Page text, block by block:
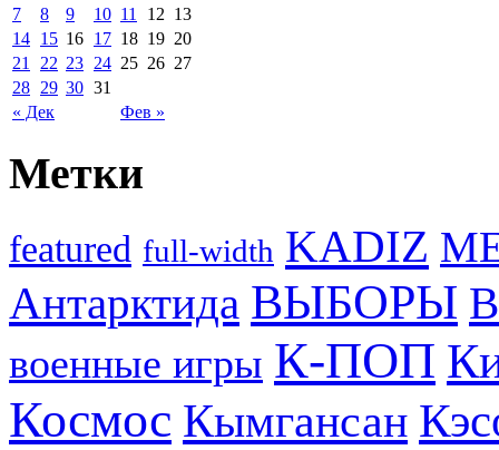
« Дек Фев »
7
8 9 10 11 12 13
14 15 16 17 18 19 20
21
22 23 24 25 26 27
28 29 30 31
Метки
featured full-width KADIZ
Антарктида ВЫБОРЫ
военные игры К-ПОП
Космос Кымгансан